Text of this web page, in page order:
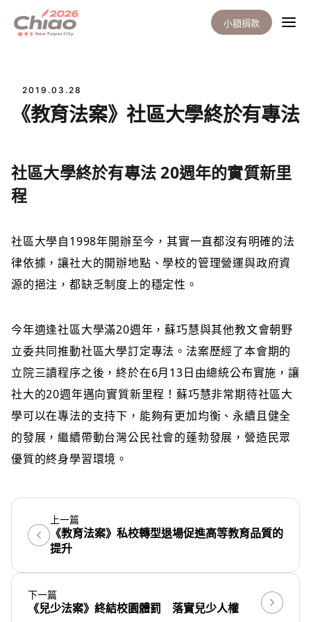
小額捐款
2019.03.28
《教育法案》社區大學終於有專法
社區大學終於有專法 20週年的實質新里
程
社區大學自1998年開辦至今，其實一直都沒有明確的法
律依據，讓社大的開辦地點、學校的管理營運與政府資
源的挹注，都缺乏制度上的穩定性。
今年適逢社區大學滿20週年，蘇巧慧與其他教文會朝野
立委共同推動社區大學訂定專法。法案歷經了本會期的
立院三讀程序之後，終於在6月13日由總統公布實施，讓
社大的20週年邁向實質新里程！蘇巧慧非常期待社區大
學可以在專法的支持下，能夠有更加均衡、永續且健全
的發展，繼續帶動台灣公民社會的蓬勃發展，營造民眾
優質的終身學習環境。
上一篇
《教育法案》私校轉型退場促進高等教育品質的
提升
下一篇
《兒少法案》終結校園體罰 落實兒少人權